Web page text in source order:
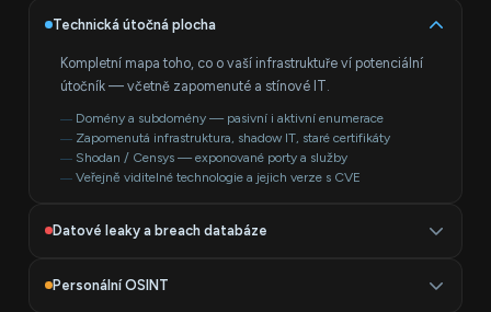
Technická útočná plocha
Kompletní mapa toho, co o vaší infrastruktuře ví potenciální
útočník — včetně zapomenuté a stínové IT.
Domény a subdomény — pasivní i aktivní enumerace
Zapomenutá infrastruktura, shadow IT, staré certifikáty
Shodan / Censys — exponované porty a služby
Veřejně viditelné technologie a jejich verze s CVE
Datové leaky a breach databáze
než to zjistí útočník.
Personální OSINT